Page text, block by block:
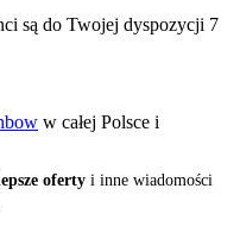
są do Twojej dyspozycji 7
w całej Polsce i
oferty i inne wiadomości